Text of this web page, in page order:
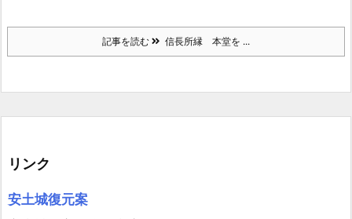
記事を読む 信長所縁 本堂を ...
リンク
安土城復元案